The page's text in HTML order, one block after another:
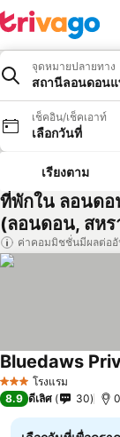
จุดหมายปลายทาง
สถานีลอนดอน
เช็คอิน/เช็คเอาท์
เลือกวันที่
เรียงตาม
ที่พักใน ลอนด
(ลอนดอน, สห
ค่าคอมมิชชั่นมีผลต่ออั
3 ดาว โรงแรม
Bluedaws
8.9 ดีเลิศ 30